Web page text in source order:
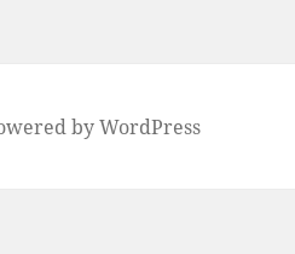
by WordPress